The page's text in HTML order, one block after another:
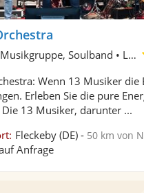
Ensemble/Musikgruppe, Soulband • Live-Musiker
Wenn 13 Musiker die
Erleben Sie die pure
13 Musiker, darunter ...
Fleckeby (DE) - 50 km von
Anfrage